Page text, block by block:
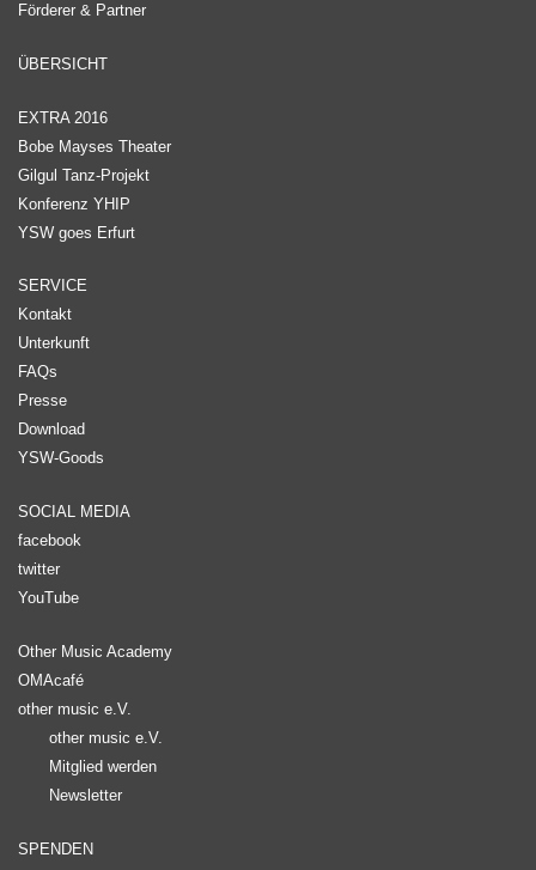
Förderer & Partner
ÜBERSICHT
EXTRA 2016
Bobe Mayses Theater
Gilgul Tanz-Projekt
Konferenz YHIP
YSW goes Erfurt
SERVICE
Kontakt
Unterkunft
FAQs
Presse
Download
YSW-Goods
SOCIAL MEDIA
facebook
twitter
YouTube
Other Music Academy
OMAcafé
other music e.V.
other music e.V.
Mitglied werden
Newsletter
SPENDEN